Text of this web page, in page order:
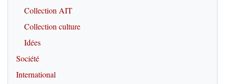
Collection AIT
Collection culture
Idées
Société
International